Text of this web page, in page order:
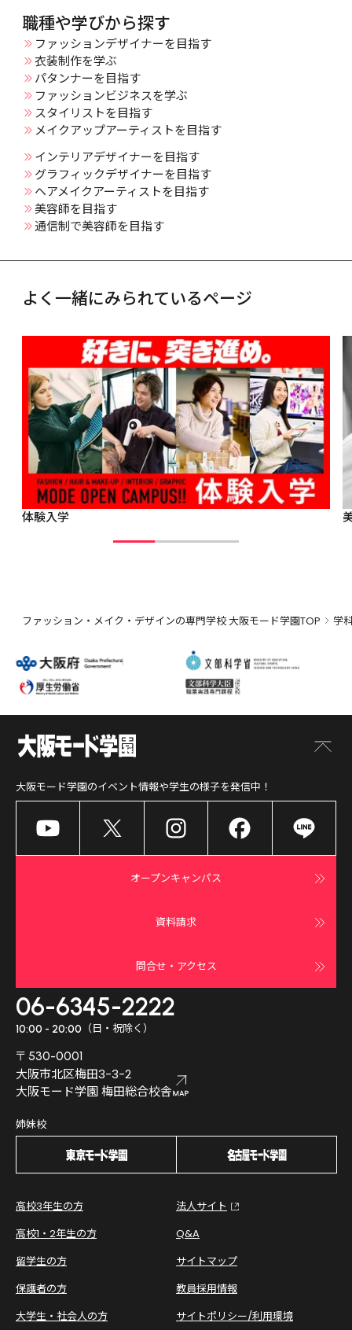
職種や学びから探す
ファッションデザイナーを目指す
衣装制作を学ぶ
パタンナーを目指す
ファッションビジネスを学ぶ
スタイリストを目指す
メイクアップアーティストを目指す
インテリアデザイナーを目指す
グラフィックデザイナーを目指す
ヘアメイクアーティストを目指す
美容師を目指す
通信制で美容師を目指す
よく一緒にみられているページ
体験入学
ファッション・メイク・デザインの専門学校 大阪モード学園TOP 学
大阪モード学園のイベント情報や学生の様子を発信中！
オープンキャンパス
資料請求
問合せ・アクセス
06-6345-2222
10:00 - 20:00 （日・祝除く）
〒530-0001
大阪市北区梅田3-3-2
大阪モード学園 梅田総合校舎
姉妹校
高校3年生の方
高校1・2年生の方
留学生の方
保護者の方
大学生・社会人の方
法人サイト
Q&A
サイトマップ
教員採用情報
サイトポリシー/利用環境